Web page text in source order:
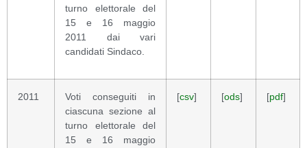
turno elettorale del
15 e 16 maggio
2011 dai vari
candidati Sindaco.
2011
Voti conseguiti in
ciascuna sezione al
turno elettorale del
15 e 16 maggio
[csv] [ods] [pdf]